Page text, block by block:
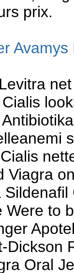
prix.
Avamys
Viagra
Sildenafil
Were to
Dickson
Oral